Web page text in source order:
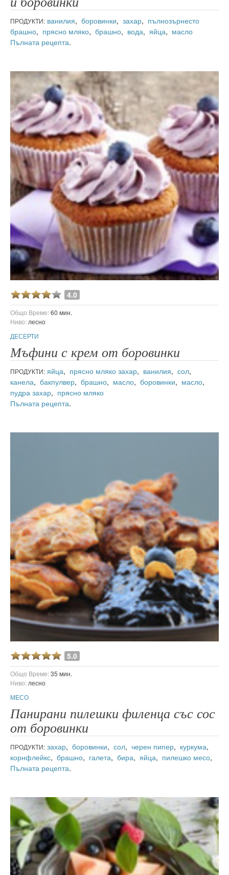
ПРОДУКТИ: ванилия, боровинки, захар, пълнозърнесто
брашно, прясно мляко, брашно, вода, яйца, масло
Пълната рецепта.
4.0
Общо Време:60 мин.
Ниво: лесно
ДЕСЕРТИ
Мъфини с крем от боровинки
ПРОДУКТИ: яйца, прясно мляко захар, ванилия, сол,
канела, бакпулвер, брашно, масло, боровинки, масло,
пудра захар, прясно мляко
Пълната рецепта.
5.0
Общо Време:35 мин.
Ниво: лесно
МЕСО
Панирани пилешки филенца със сос
от боровинки
ПРОДУКТИ: захар, боровинки, сол, черен пипер, куркума,
корнфлейкс, брашно, галета, бира, яйца, пилешко месо,
Пълната рецепта.